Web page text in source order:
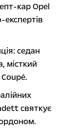
кар Opel
седан
місткий
святкує